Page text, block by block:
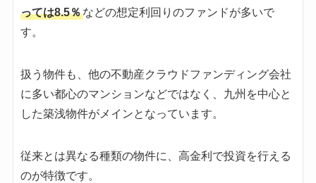
っては8.5％などの想定利回りのファンドが多いで
す。
扱う物件も、他の不動産クラウドファンディング会社
に多い都心のマンションなどではなく、九州を中心と
した築浅物件がメインとなっています。
従来とは異なる種類の物件に、高金利で投資を行える
のが特徴です。